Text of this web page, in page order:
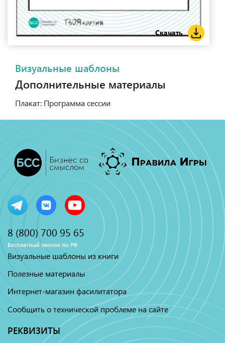
Скачать
Визуальные шаблоны
Дополнительные материалы
Плакат: Программа сессии
8 (800) 700 95 65
Бесплатный звонок по РФ
Визуальные шаблоны из книги
Полезные материалы
Интернет-магазин фасилитатора
Сообщить о технической проблеме на сайте
РЕКВИЗИТЫ